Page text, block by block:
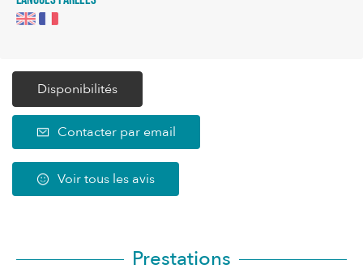
Disponibilités
Contacter par email
Voir tous les avis
Prestations